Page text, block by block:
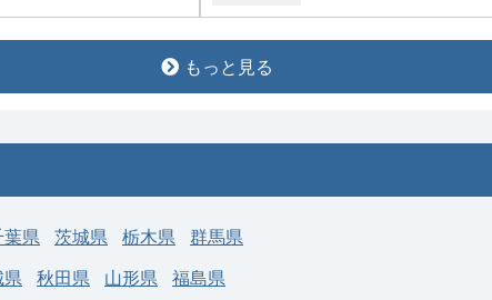
来・病棟管理・オペなど
フバランス良好
乳腺外科
千葉県 市原市
年収 900万円 ～ 1,100万
常勤
【市原市】外来・病棟管理／当直無し
募集科目 乳腺外科
給与
もっと見る
葉県 茨城県 栃木県
群馬県
県 秋田県 山形県
福島県